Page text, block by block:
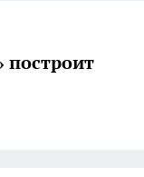
построит